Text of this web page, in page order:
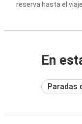
reserva hasta el viaje
En
Paradas